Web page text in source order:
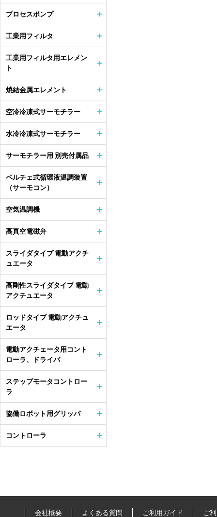
プロセスポンプ
工業用フィルタ
工業用フィルタ用エレメン
ト
焼結金属エレメント
空冷冷凍式サーモチラー
水冷冷凍式サーモチラー
サーモチラー用 別売付属品
ペルチェ式循環液温調装置
（サーモコン）
空気温調機
高真空電磁弁
スライダタイプ 電動アクチ
ュエータ
高剛性スライダタイプ 電動
アクチュエータ
ロッドタイプ 電動アクチュ
エータ
電動アクチェータ用コント
ローラ、ドライバ
ステップモータコントロー
ラ
協働ロボット用グリッパ
コントローラ
会社概要 よくある質問 ご利用ガイド ご